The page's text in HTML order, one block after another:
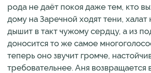
рода не даёт покоя даже тем, кто
дому на Заречной ходят тени, халат
дышит в такт чужому сердцу, а из
доносится то же самое
теперь оно звучит громче,
требовательнее. Аня возвращается